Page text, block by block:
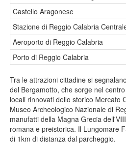
Castello Aragonese
Stazione di Reggio Calabria
Aeroporto di Reggio Calabria
Porto di Reggio Calabria
Tra le attrazioni cittadine si
del Bergamotto, che sorge nel
locali rinnovati dello storico Mercato
Museo Archeologico Nazionale di
manufatti della Magna Grecia
romana e preistorica. Il Lungomare
di 1km di distanza dal parcheggio.